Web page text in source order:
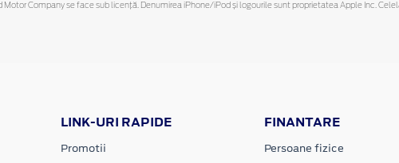
Company se face sub licență. Denumirea iPhone/iPod și logourile sunt proprietatea Apple Inc.
LINK-URI RAPIDE
Promotii
FINANTARE
Persoane fizice